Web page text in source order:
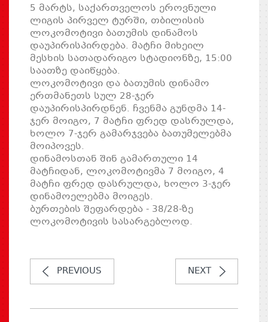
5 მარტს, საქართველოს ეროვნული
ლიგის პირველ ტურში, თბილისის
ლოკომოტივი ბათუმის დინამოს
დაუპირისპირდება. მატჩი მიხეილ
მესხის სათადარიგო სტადიონზე, 15:00
საათზე დაიწყება.
ლოკომოტივი და ბათუმის დინამო
ერთმანეთს სულ 28-ჯერ
დაუპირისპირდნენ. ჩვენმა გუნდმა 14-
ჯერ მოიგო, 7 მატჩი ფრედ დასრულდა,
ხოლო 7-ჯერ გამარჯვება ბათუმელებმა
მოიპოვეს.
დინამოსთან შინ გამართული 14
მატჩიდან, ლოკომოტივმა 7 მოიგო, 4
მატჩი ფრედ დასრულდა, ხოლო 3-ჯერ
დინამოელებმა მოიგეს.
ბურთების შეფარდება - 38/28-ზე
ლოკომოტივის სასარგებლოდ.
PREVIOUS NEXT